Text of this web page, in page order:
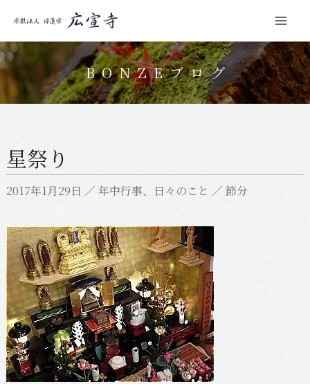
コ
ン
ン
ス
ッ
BONZEブログ
星祭り
2017年1月29日 ／ 年中行事、 日々のこと ／ 節分